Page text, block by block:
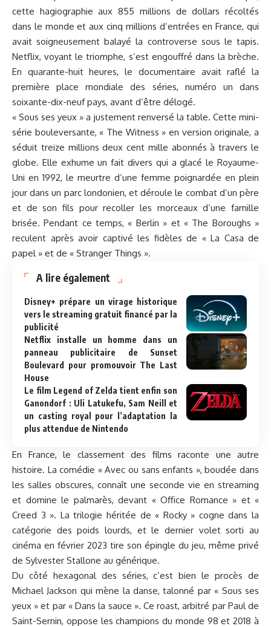
cette hagiographie aux 855 millions de dollars récoltés
dans le monde et aux cinq millions d’entrées en France, qui
avait soigneusement balayé la controverse sous le tapis.
Netflix, voyant le triomphe, s’est engouffré dans la brèche.
En quarante-huit heures, le documentaire avait raflé la
première place mondiale des séries, numéro un dans
soixante-dix-neuf pays, avant d’être délogé.
« Sous ses yeux » a justement renversé la table. Cette mini-
série bouleversante, « The Witness » en version originale, a
séduit treize millions deux cent mille abonnés à travers le
globe. Elle exhume un fait divers qui a glacé le Royaume-
Uni en 1992, le meurtre d’une femme poignardée en plein
jour dans un parc londonien, et déroule le combat d’un père
et de son fils pour recoller les morceaux d’une famille
brisée. Pendant ce temps, « Berlin » et « The Boroughs »
reculent après avoir captivé les fidèles de « La Casa de
papel » et de « Stranger Things ».
A lire également
Disney+ prépare un virage historique
vers le streaming gratuit financé par la
publicité
Netflix installe un homme dans un
panneau publicitaire de Sunset
Boulevard pour promouvoir The Last
House
Le film Legend of Zelda tient enfin son
Ganondorf : Uli Latukefu, Sam Neill et
un casting royal pour l’adaptation la
plus attendue de Nintendo
En France, le classement des films raconte une autre
histoire. La comédie « Avec ou sans enfants », boudée dans
les salles obscures, connaît une seconde vie en streaming
et domine le palmarès, devant « Office Romance » et «
Creed 3 ». La trilogie héritée de « Rocky » cogne dans la
catégorie des poids lourds, et le dernier volet sorti au
cinéma en février 2023 tire son épingle du jeu, même privé
de Sylvester Stallone au générique.
Du côté hexagonal des séries, c’est bien le procès de
Michael Jackson qui mène la danse, talonné par « Sous ses
yeux » et par « Dans la sauce ». Ce roast, arbitré par Paul de
Saint-Sernin, oppose les champions du monde 98 et 2018 à